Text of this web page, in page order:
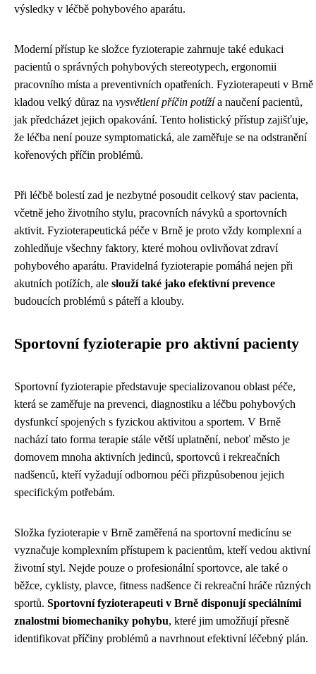
výsledky v léčbě pohybového aparátu.
Moderní přístup ke složce fyzioterapie zahrnuje také edukaci
pacientů o správných pohybových stereotypech, ergonomii
pracovního místa a preventivních opatřeních. Fyzioterapeuti v Brně
kladou velký důraz na vysvětlení příčin potížía naučení pacientů,
jak předcházet jejich opakování. Tento holistický přístup zajišťuje,
že léčba není pouze symptomatická, ale zaměřuje se na odstranění
kořenových příčin problémů.
Při léčbě bolestí zad je nezbytné posoudit celkový stav pacienta,
včetně jeho životního stylu, pracovních návyků a sportovních
aktivit. Fyzioterapeutická péče v Brně je proto vždy komplexní a
zohledňuje všechny faktory, které mohou ovlivňovat zdraví
pohybového aparátu. Pravidelná fyzioterapie pomáhá nejen při
akutních potížích, ale slouží také jako efektivní prevence
budoucích problémů s páteří a klouby.
Sportovní fyzioterapie pro aktivní pacienty
Sportovní fyzioterapie představuje specializovanou oblast péče,
která se zaměřuje na prevenci, diagnostiku a léčbu pohybových
dysfunkcí spojených s fyzickou aktivitou a sportem. V Brně
nachází tato forma terapie stále větší uplatnění, neboť město je
domovem mnoha aktivních jedinců, sportovců i rekreačních
nadšenců, kteří vyžadují odbornou péči přizpůsobenou jejich
specifickým potřebám.
Složka fyzioterapie v Brně zaměřená na sportovní medicínu se
vyznačuje komplexním přístupem k pacientům, kteří vedou aktivní
životní styl. Nejde pouze o profesionální sportovce, ale také o
běžce, cyklisty, plavce, fitness nadšence či rekreační hráče různých
sportů. Sportovní fyzioterapeuti v Brně disponují speciálními
znalostmi biomechaniky pohybu, které jim umožňují přesně
identifikovat příčiny problémů a navrhnout efektivní léčebný plán.